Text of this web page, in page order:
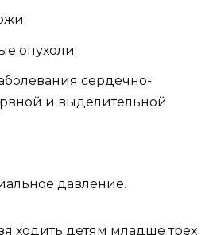
опухоли;
сердечно-
и выделительной
давление.
ходить детям младше трех